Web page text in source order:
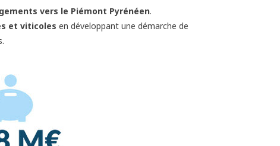
vers le Piémont Pyrénéen.
et viticoles en développant une démarche de